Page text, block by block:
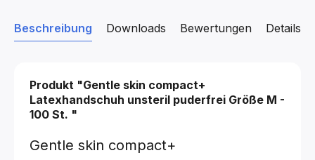
Beschreibung Downloads Details
Bewertungen
Produkt "Gentle skin compact+
Latexhandschuh unsteril puderfrei Größe M -
100 St. "
Gentle skin compact+